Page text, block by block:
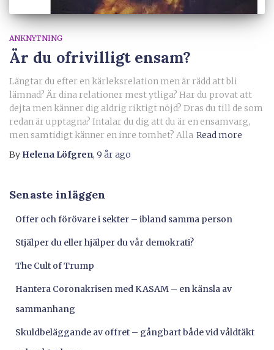
ANKNYTNING
Är du ofrivilligt ensam?
Längtar du efter en kärleksrelation men är rädd att bli
lämnad? Är dina relationer mest ytliga? Har du provat att
dejta men känner dig aldrig riktigt nöjd? Dras du till de som
redan är upptagna? Intalar du dig att du är en ensamvarg,
men samtidigt känner en inre tomhet? Alla Read more
By Helena Löfgren, 9 årago
Senaste inläggen
Offer och förövare i sekter – ibland samma person
Stjälper du eller hjälper du vår demokrati?
The Cult of Trump
Hantera Coronakrisen med KASAM – en känsla av
sammanhang
Skuldbeläggande av offret – gångbart både vid våldtäkt